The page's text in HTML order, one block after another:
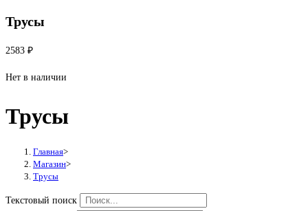
Трусы
2583 ₽
Нет в наличии
Трусы
Главная>
Магазин>
Трусы
Текстовый поиск